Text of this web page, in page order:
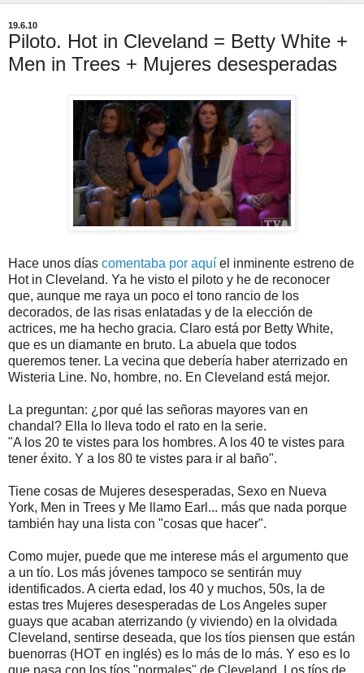
19.6.10
Piloto. Hot in Cleveland = Betty White +
Men in Trees + Mujeres desesperadas
Hace unos días comentaba por aquí el inminente estreno de
Hot in Cleveland. Ya he visto el piloto y he de reconocer
que, aunque me raya un poco el tono rancio de los
decorados, de las risas enlatadas y de la elección de
actrices, me ha hecho gracia. Claro está por Betty White,
que es un diamante en bruto. La abuela que todos
queremos tener. La vecina que debería haber aterrizado en
Wisteria Line. No, hombre, no. En Cleveland está mejor.
La preguntan: ¿por qué las señoras mayores van en
chandal? Ella lo lleva todo el rato en la serie.
"A los 20 te vistes para los hombres. A los 40 te vistes para
tener éxito. Y a los 80 te vistes para ir al baño".
Tiene cosas de Mujeres desesperadas, Sexo en Nueva
York, Men in Trees y Me llamo Earl... más que nada porque
también hay una lista con "cosas que hacer".
Como mujer, puede que me interese más el argumento que
a un tío. Los más jóvenes tampoco se sentirán muy
identificados. A cierta edad, los 40 y muchos, 50s, la de
estas tres Mujeres desesperadas de Los Angeles super
guays que acaban aterrizando (y viviendo) en la olvidada
Cleveland, sentirse deseada, que los tíos piensen que están
buenorras (HOT en inglés) es lo más de lo más. Y eso es lo